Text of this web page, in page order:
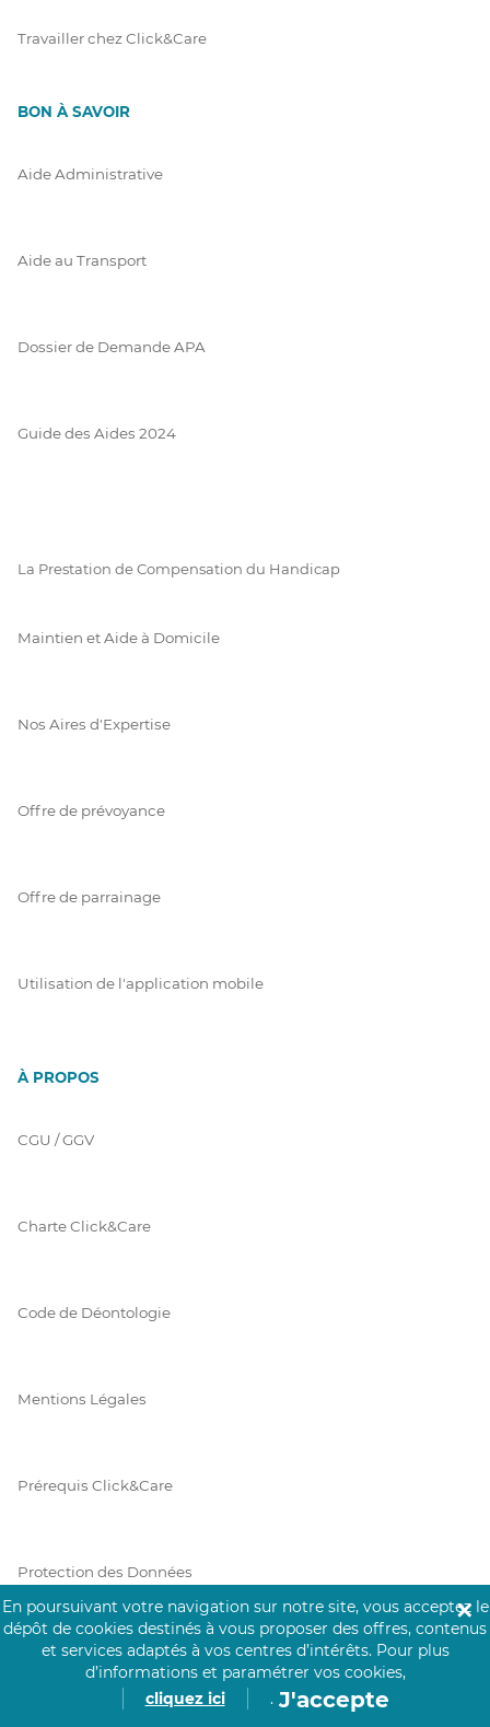
Travailler chez Click&Care
BON À SAVOIR
Aide Administrative
Aide au Transport
Dossier de Demande APA
Guide des Aides 2024
La Prestation de Compensation du Handicap
Maintien et Aide à Domicile
Nos Aires d'Expertise
Offre de prévoyance
Offre de parrainage
Utilisation de l'application mobile
À PROPOS
CGU / GGV
Charte Click&Care
Code de Déontologie
Mentions Légales
Prérequis Click&Care
Protection des Données
Vie Privée
En poursuivant votre navigation sur notre site, vous acceptez le
dépôt de cookies destinés à vous proposer des offres, contenus
et services adaptés à vos centres d’intérêts. Pour plus
d’informations et paramétrer vos cookies,
cliquez ici
. J'accepte
✕